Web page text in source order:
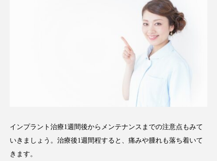
インプラント治療1週間後からメンテナンスまでの注意点もみて
いきましょう。治療後1週間程すると、痛みや腫れも落ち着いて
きます。